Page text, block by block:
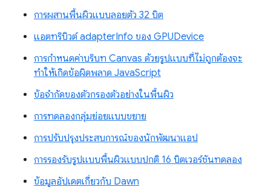
การผสานพื้นผิวแบบลอยตัว 32 บิต
แอตทริบิวต์ adapterInfo ของ GPUDevice
การกำหนดค่าบริบท Canvas ด้วยรูปแบบที่ไม่ถูกต้องจะ
ทำให้เกิดข้อผิดพลาด JavaScript
ข้อจำกัดของตัวกรองตัวอย่างในพื้นผิว
การทดลองกลุ่มย่อยแบบขยาย
การปรับปรุงประสบการณ์ของนักพัฒนาแอป
การรองรับรูปแบบพื้นผิวแบบปกติ 16 บิตเวอร์ชันทดลอง
ข้อมูลอัปเดตเกี่ยวกับ Dawn